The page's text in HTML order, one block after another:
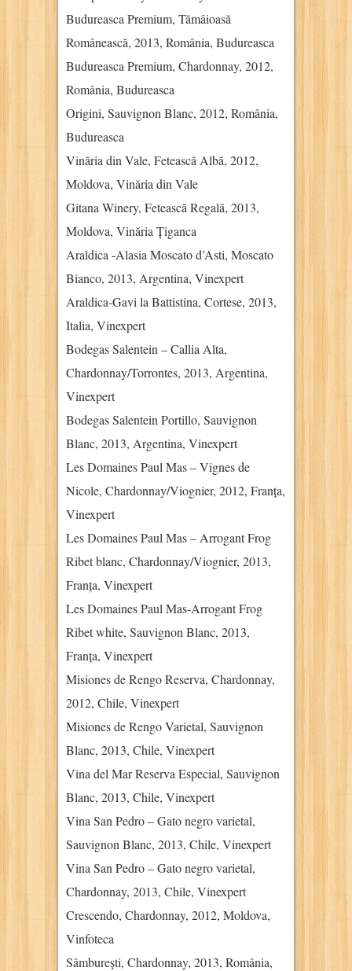
Budureasca Premium, Tămâioasă
Românească, 2013, România, Budureasca
Budureasca Premium, Chardonnay, 2012,
România, Budureasca
Origini, Sauvignon Blanc, 2012, România,
Budureasca
Vinăria din Vale, Fetească Albă, 2012,
Moldova, Vinăria din Vale
Gitana Winery, Fetească Regală, 2013,
Moldova, Vinăria Țiganca
Araldica -Alasia Moscato d’Asti, Moscato
Bianco, 2013, Argentina, Vinexpert
Araldica-Gavi la Battistina, Cortese, 2013,
Italia, Vinexpert
Bodegas Salentein – Callia Alta,
Chardonnay/Torrontes, 2013, Argentina,
Vinexpert
Bodegas Salentein Portillo, Sauvignon
Blanc, 2013, Argentina, Vinexpert
Les Domaines Paul Mas – Vignes de
Nicole, Chardonnay/Viognier, 2012, Franța,
Vinexpert
Les Domaines Paul Mas – Arrogant Frog
Ribet blanc, Chardonnay/Viognier, 2013,
Franța, Vinexpert
Les Domaines Paul Mas-Arrogant Frog
Ribet white, Sauvignon Blanc, 2013,
Franța, Vinexpert
Misiones de Rengo Reserva, Chardonnay,
2012, Chile, Vinexpert
Misiones de Rengo Varietal, Sauvignon
Blanc, 2013, Chile, Vinexpert
Vina del Mar Reserva Especial, Sauvignon
Blanc, 2013, Chile, Vinexpert
Vina San Pedro – Gato negro varietal,
Sauvignon Blanc, 2013, Chile, Vinexpert
Vina San Pedro – Gato negro varietal,
Chardonnay, 2013, Chile, Vinexpert
Crescendo, Chardonnay, 2012, Moldova,
Vinfoteca
Sâmburești, Chardonnay, 2013, România,